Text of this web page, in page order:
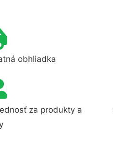
obhliadka
za produkty a